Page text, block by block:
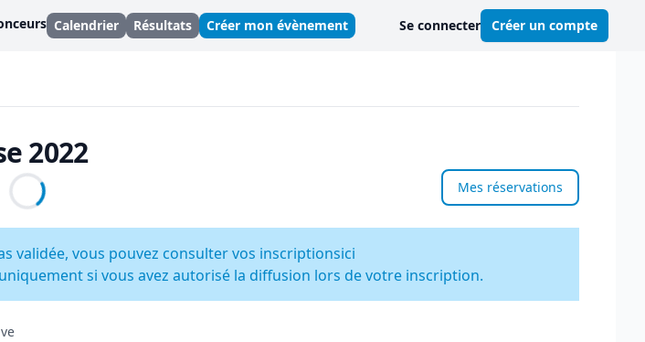
Calendrier Résultats Créer mon évènement Se connecter Créer un compte
2022
Mes réservations
validée, vous pouvez consulter vos inscriptionsici
si vous avez autorisé la diffusion lors de votre inscription.